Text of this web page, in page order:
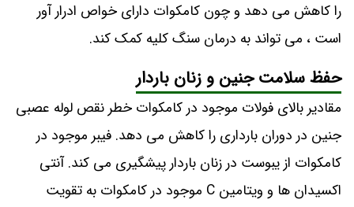
را کاهش می دهد و چون کامکوات دارای خواص ادرار آور
است ، می تواند به درمان سنگ کلیه کمک کند.
حفظ سلامت جنین و زنان باردار
مقادیر بالای فولات موجود در کامکوات خطر نقص لوله عصبی
جنین در دوران بارداری را کاهش می دهد. فیبر موجود در
کامکوات از یبوست در زنان باردار پیشگیری می کند. آنتی
اکسیدان ها و ویتامین C موجود در کامکوات به تقویت